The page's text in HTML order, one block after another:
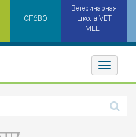
СПбВО
Ветеринарная
школа VET
MEET
Toggler